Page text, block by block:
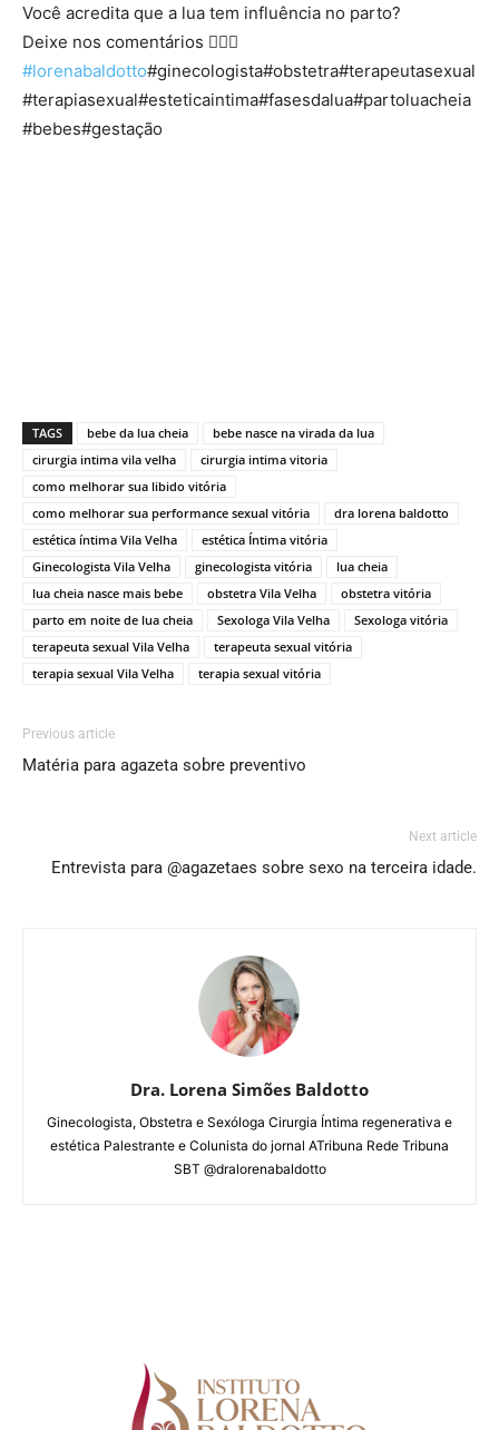
Você acredita que a lua tem influência no parto?
Deixe nos comentários 👇🏻🌚
#lorenabaldotto#ginecologista#obstetra#terapeutasexual
#terapiasexual#esteticaintima#fasesdalua#partoluacheia
#bebes#gestação
TAGS bebe da lua cheia
bebe nasce na virada da lua
cirurgia intima vila velha
cirurgia intima vitoria
como melhorar sua libido vitória
como melhorar sua performance sexual vitória
dra lorena baldotto
estética íntima Vila Velha
estética Íntima vitória
Ginecologista Vila Velha
ginecologista vitória
lua cheia
lua cheia nasce mais bebe
obstetra Vila Velha
obstetra vitória
parto em noite de lua cheia
Sexologa Vila Velha
Sexologa vitória
terapeuta sexual Vila Velha
terapeuta sexual vitória
terapia sexual Vila Velha
terapia sexual vitória
Previous article
Matéria para agazeta sobre preventivo
Next article
Entrevista para @agazetaes sobre sexo na terceira idade.
Dra. Lorena Simões Baldotto
Ginecologista, Obstetra e Sexóloga Cirurgia Íntima regenerativa e
estética Palestrante e Colunista do jornal ATribuna Rede Tribuna
SBT @dralorenabaldotto